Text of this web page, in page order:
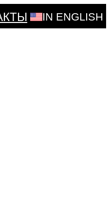
IN ENGLISH